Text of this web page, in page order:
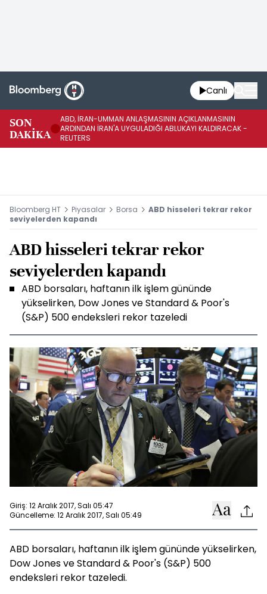
Canlı
SON
DAKİKA
ABD, İRAN-UMMAN ANLAŞMASININ AÇIKLANMASININ
ARDINDAN İRAN'A UYGULADIĞI ABLUKAYI KALDIRACAK -
REUTERS
Bloomberg HT Piyasalar Borsa
ABD hisseleri tekrar rekor
seviyelerden kapandı
ABD hisseleri tekrar rekor
seviyelerden kapandı
ABD borsaları, haftanın ilk işlem gününde
yükselirken, Dow Jones ve Standard & Poor's
(S&P) 500 endeksleri rekor tazeledi
Giriş: 12 Aralık 2017, Salı 05:47
Güncelleme: 12 Aralık 2017, Salı 05:49
ABD borsaları, haftanın ilk işlem gününde yükselirken,
Dow Jones ve Standard & Poor's (S&P) 500
endeksleri rekor tazeledi.